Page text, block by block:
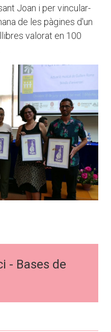
Joan i per vincular-
de les pàgines d'un
valorat en 100
- Bases de